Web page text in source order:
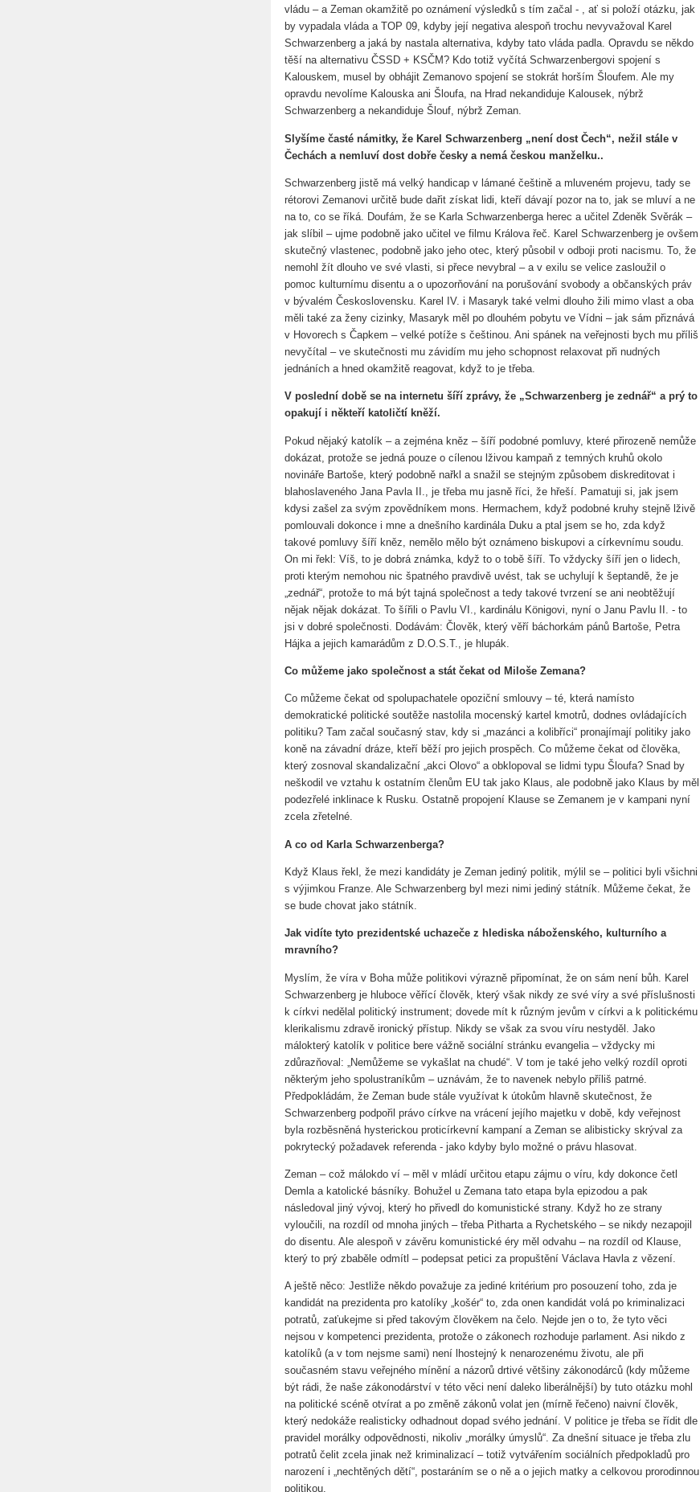
vládu – a Zeman okamžitě po oznámení výsledků s tím začal - , ať si položí otázku, jak
by vypadala vláda a TOP 09, kdyby její negativa alespoň trochu nevyvažoval Karel
Schwarzenberg a jaká by nastala alternativa, kdyby tato vláda padla. Opravdu se někdo
těší na alternativu ČSSD + KSČM? Kdo totiž vyčítá Schwarzenbergovi spojení s
Kalouskem, musel by obhájit Zemanovo spojení se stokrát horším Šloufem. Ale my
opravdu nevolíme Kalouska ani Šloufa, na Hrad nekandiduje Kalousek, nýbrž
Schwarzenberg a nekandiduje Šlouf, nýbrž Zeman.
Slyšíme časté námitky, že Karel Schwarzenberg „není dost Čech“, nežil stále v
Čechách a nemluví dost dobře česky a nemá českou manželku..
Schwarzenberg jistě má velký handicap v lámané češtině a mluveném projevu, tady se
rétorovi Zemanovi určitě bude dařit získat lidi, kteří dávají pozor na to, jak se mluví a ne
na to, co se říká. Doufám, že se Karla Schwarzenberga herec a učitel Zdeněk Svěrák –
jak slíbil – ujme podobně jako učitel ve filmu Králova řeč. Karel Schwarzenberg je ovšem
skutečný vlastenec, podobně jako jeho otec, který působil v odboji proti nacismu. To, že
nemohl žít dlouho ve své vlasti, si přece nevybral – a v exilu se velice zasloužil o
pomoc kulturnímu disentu a o upozorňování na porušování svobody a občanských práv
v bývalém Československu. Karel IV. i Masaryk také velmi dlouho žili mimo vlast a oba
měli také za ženy cizinky, Masaryk měl po dlouhém pobytu ve Vídni – jak sám přiznává
v Hovorech s Čapkem – velké potíže s češtinou. Ani spánek na veřejnosti bych mu příliš
nevyčítal – ve skutečnosti mu závidím mu jeho schopnost relaxovat při nudných
jednáních a hned okamžitě reagovat, když to je třeba.
V poslední době se na internetu šíří zprávy, že „Schwarzenberg je zednář“ a prý to
opakují i někteří katoličtí kněží.
Pokud nějaký katolík – a zejména kněz – šíří podobné pomluvy, které přirozeně nemůže
dokázat, protože se jedná pouze o cílenou lživou kampaň z temných kruhů okolo
novináře Bartoše, který podobně nařkl a snažil se stejným způsobem diskreditovat i
blahoslaveného Jana Pavla II., je třeba mu jasně říci, že hřeší. Pamatuji si, jak jsem
kdysi zašel za svým zpovědníkem mons. Hermachem, když podobné kruhy stejně lživě
pomlouvali dokonce i mne a dnešního kardinála Duku a ptal jsem se ho, zda když
takové pomluvy šíří kněz, nemělo mělo být oznámeno biskupovi a církevnímu soudu.
On mi řekl: Víš, to je dobrá známka, když to o tobě šíří. To vždycky šíří jen o lidech,
proti kterým nemohou nic špatného pravdivě uvést, tak se uchylují k šeptandě, že je
„zednář“, protože to má být tajná společnost a tedy takové tvrzení se ani neobtěžují
nějak nějak dokázat. To šířili o Pavlu VI., kardinálu Königovi, nyní o Janu Pavlu II. - to
jsi v dobré společnosti. Dodávám: Člověk, který věří báchorkám pánů Bartoše, Petra
Hájka a jejich kamarádům z D.O.S.T., je hlupák.
Co můžeme jako společnost a stát čekat od Miloše Zemana?
Co můžeme čekat od spolupachatele opoziční smlouvy – té, která namísto
demokratické politické soutěže nastolila mocenský kartel kmotrů, dodnes ovládajících
politiku? Tam začal současný stav, kdy si „mazánci a kolibříci“ pronajímají politiky jako
koně na závadní dráze, kteří běží pro jejich prospěch. Co můžeme čekat od člověka,
který zosnoval skandalizační „akci Olovo“ a obklopoval se lidmi typu Šloufa? Snad by
neškodil ve vztahu k ostatním členům EU tak jako Klaus, ale podobně jako Klaus by měl
podezřelé inklinace k Rusku. Ostatně propojení Klause se Zemanem je v kampani nyní
zcela zřetelné.
A co od Karla Schwarzenberga?
Když Klaus řekl, že mezi kandidáty je Zeman jediný politik, mýlil se – politici byli všichni
s výjimkou Franze. Ale Schwarzenberg byl mezi nimi jediný státník. Můžeme čekat, že
se bude chovat jako státník.
Jak vidíte tyto prezidentské uchazeče z hlediska náboženského, kulturního a
mravního?
Myslím, že víra v Boha může politikovi výrazně připomínat, že on sám není bůh. Karel
Schwarzenberg je hluboce věřící člověk, který však nikdy ze své víry a své příslušnosti
k církvi nedělal politický instrument; dovede mít k různým jevům v církvi a k politickému
klerikalismu zdravě ironický přístup. Nikdy se však za svou víru nestyděl. Jako
málokterý katolík v politice bere vážně sociální stránku evangelia – vždycky mi
zdůrazňoval: „Nemůžeme se vykašlat na chudé“. V tom je také jeho velký rozdíl oproti
některým jeho spolustraníkům – uznávám, že to navenek nebylo příliš patrné.
Předpokládám, že Zeman bude stále využívat k útokům hlavně skutečnost, že
Schwarzenberg podpořil právo církve na vrácení jejího majetku v době, kdy veřejnost
byla rozběsněná hysterickou proticírkevní kampaní a Zeman se alibisticky skrýval za
pokrytecký požadavek referenda - jako kdyby bylo možné o právu hlasovat.
Zeman – což málokdo ví – měl v mládí určitou etapu zájmu o víru, kdy dokonce četl
Demla a katolické básníky. Bohužel u Zemana tato etapa byla epizodou a pak
následoval jiný vývoj, který ho přivedl do komunistické strany. Když ho ze strany
vyloučili, na rozdíl od mnoha jiných – třeba Pitharta a Rychetského – se nikdy nezapojil
do disentu. Ale alespoň v závěru komunistické éry měl odvahu – na rozdíl od Klause,
který to prý zbaběle odmítl – podepsat petici za propuštění Václava Havla z vězení.
A ještě něco: Jestliže někdo považuje za jediné kritérium pro posouzení toho, zda je
kandidát na prezidenta pro katolíky „košér“ to, zda onen kandidát volá po kriminalizaci
potratů, zaťukejme si před takovým člověkem na čelo. Nejde jen o to, že tyto věci
nejsou v kompetenci prezidenta, protože o zákonech rozhoduje parlament. Asi nikdo z
katolíků (a v tom nejsme sami) není lhostejný k nenarozenému životu, ale při
současném stavu veřejného mínění a názorů drtivé většiny zákonodárců (kdy můžeme
být rádi, že naše zákonodárství v této věci není daleko liberálnější) by tuto otázku mohl
na politické scéně otvírat a po změně zákonů volat jen (mírně řečeno) naivní člověk,
který nedokáže realisticky odhadnout dopad svého jednání. V politice je třeba se řídit dle
pravidel morálky odpovědnosti, nikoliv „morálky úmyslů“. Za dnešní situace je třeba zlu
potratů čelit zcela jinak než kriminalizací – totiž vytvářením sociálních předpokladů pro
narození i „nechtěných dětí“, postaráním se o ně a o jejich matky a celkovou prorodinnou
politikou.